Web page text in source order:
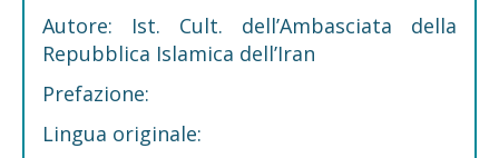
Autore: Ist. Cult. dell’Ambasciata della
Repubblica Islamica dell’Iran
Prefazione:
Lingua originale: